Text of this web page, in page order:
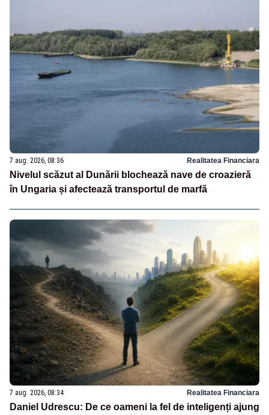
7 aug. 2026, 08:36 Realitatea Financiara
Nivelul scăzut al Dunării blochează nave de croazieră
în Ungaria și afectează transportul de marfă
7 aug. 2026, 08:34 Realitatea Financiara
Daniel Udrescu: De ce oameni la fel de inteligenți ajung